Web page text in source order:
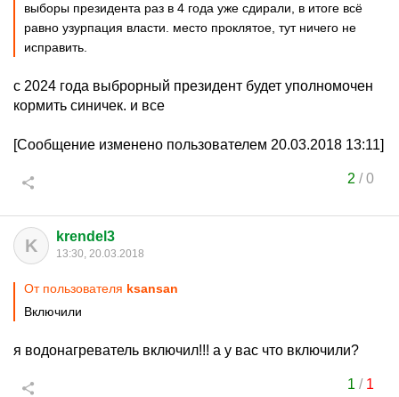
выборы президента раз в 4 года уже сдирали, в итоге всё
равно узурпация власти. место проклятое, тут ничего не
исправить.
с 2024 года выброрный президент будет уполномочен
кормить синичек. и все
[Сообщение изменено пользователем 20.03.2018 13:11]
2 /0
K krendel3
13:30, 20.03.2018
От пользователя ksansan
Включили
я водонагреватель включил!!! а у вас что включили?
1 / 1